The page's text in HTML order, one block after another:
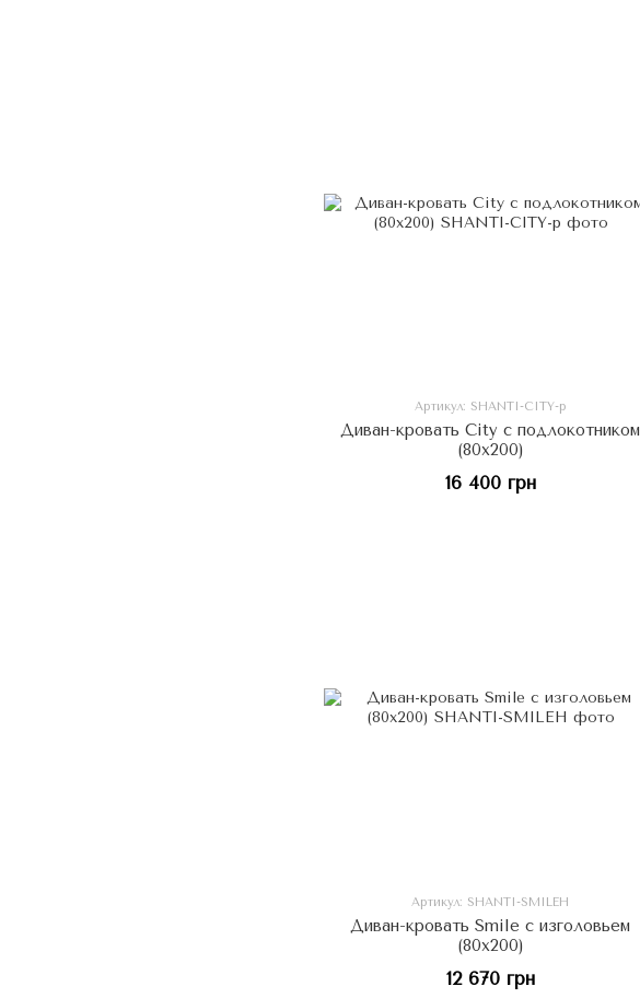
Артикул: SHANTI-CITY-p
Диван-кровать City с подлокотником
(80х200)
16 400 грн
Артикул: SHANTI-SMILEH
Диван-кровать Smile с изголовьем
(80x200)
12 670 грн